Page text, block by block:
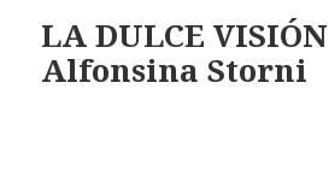
LA DULCE
Alfonsina Storni